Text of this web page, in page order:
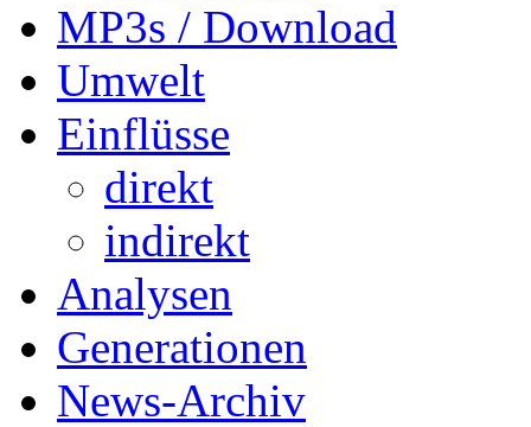
MP3s / Download
Umwelt
Einflüsse
direkt
indirekt
Analysen
Generationen
News-Archiv